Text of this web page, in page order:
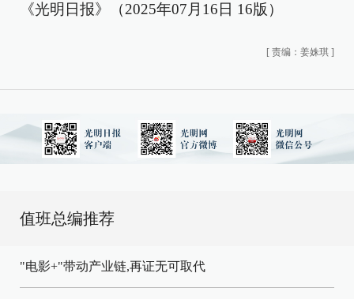
《光明日报》（2025年07月16日 16版）
[ 责编：姜姝琪 ]
值班总编推荐
"电影+"带动产业链,再证无可取代